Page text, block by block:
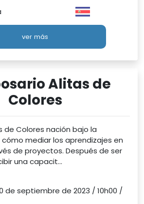
ver más
Alitas de
Colores
de Colores nación bajo la
mediar los aprendizajes en
de proyectos. Después de ser
una capacit...
de septiembre de 2023 / 10h00 /